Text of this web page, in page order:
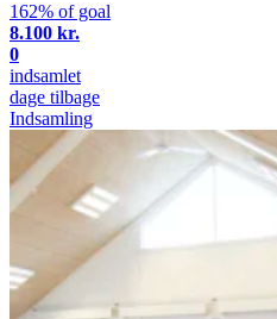
162% of goal
8.100 kr.
0
indsamlet
dage tilbage
Indsamling